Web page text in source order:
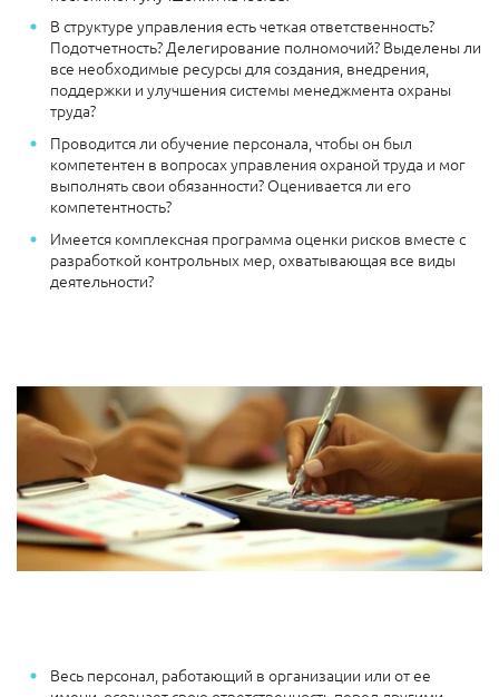
В структуре управления есть четкая ответственность?
Подотчетность? Делегирование полномочий? Выделены ли
все необходимые ресурсы для создания, внедрения,
поддержки и улучшения системы менеджмента охраны
труда?
Проводится ли обучение персонала, чтобы он был
компетентен в вопросах управления охраной труда и мог
выполнять свои обязанности? Оценивается ли его
компетентность?
Имеется комплексная программа оценки рисков вместе с
разработкой контрольных мер, охватывающая все виды
деятельности?
Весь персонал, работающий в организации или от ее